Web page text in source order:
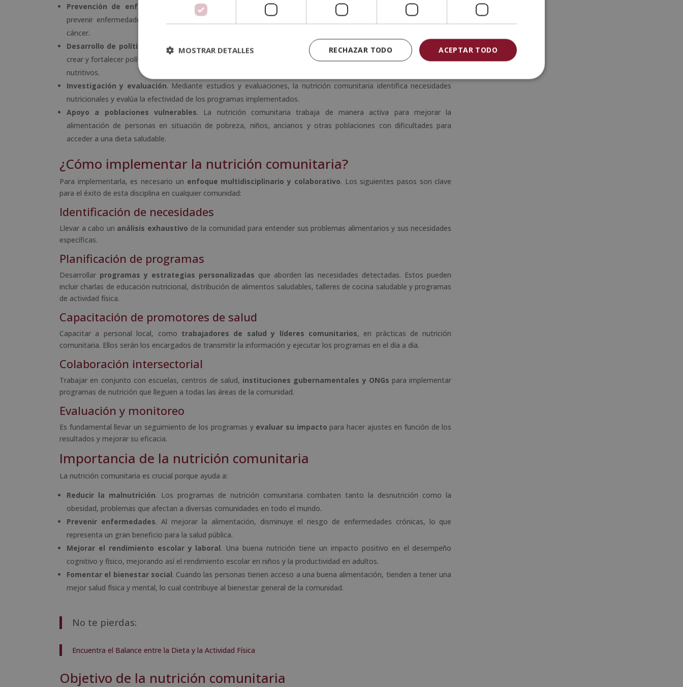
Prevención de enfermedades
. Al fomentar una alimentación equilibrada, la nutrición comunitaria ayuda a
prevenir enfermedades crónicas como la obesidad, diabetes, enfermedades cardiovasculares y ciertos tipos de
cáncer.
Desarrollo de políticas públicas. Los profesionales de la nutrición comunitaria colaboran con autoridades para
crear y fortalecer políticas de alimentación, asegurando que las comunidades tengan acceso a alimentos seguros y
nutritivos.
Investigación y evaluación. Mediante estudios y evaluaciones, la nutrición comunitaria identifica necesidades
nutricionales y evalúa la efectividad de los programas implementados.
Apoyo a poblaciones vulnerables. La nutrición comunitaria trabaja de manera activa para mejorar la
alimentación de personas en situación de pobreza, niños, ancianos y otras poblaciones con dificultades para
acceder a una dieta saludable.
¿Cómo implementar la nutrición comunitaria?
Para implementarla, es necesario un enfoque multidisciplinario y colaborativo. Los siguientes pasos son clave
para el éxito de esta disciplina en cualquier comunidad:
Identificación de necesidades
Llevar a cabo un análisis exhaustivo de la comunidad para entender sus problemas alimentarios y sus necesidades
específicas.
Planificación de programas
Desarrollar programas y estrategias personalizadas que aborden las necesidades detectadas. Estos pueden
incluir charlas de educación nutricional, distribución de alimentos saludables, talleres de cocina saludable y programas
de actividad física.
Capacitación de promotores de salud
Capacitar a personal local, como trabajadores de salud y líderes comunitarios, en prácticas de nutrición
comunitaria. Ellos serán los encargados de transmitir la información y ejecutar los programas en el día a día.
Colaboración intersectorial
Trabajar en conjunto con escuelas, centros de salud, instituciones gubernamentales y ONGs para implementar
programas de nutrición que lleguen a todas las áreas de la comunidad.
Evaluación y monitoreo
Es fundamental llevar un seguimiento de los programas y evaluar su impacto para hacer ajustes en función de los
resultados y mejorar su eficacia.
Importancia de la nutrición comunitaria
La nutrición comunitaria es crucial porque ayuda a:
Reducir la malnutrición. Los programas de nutrición comunitaria combaten tanto la desnutrición como la
obesidad, problemas que afectan a diversas comunidades en todo el mundo.
Prevenir enfermedades. Al mejorar la alimentación, disminuye el riesgo de enfermedades crónicas, lo que
representa un gran beneficio para la salud pública.
Mejorar el rendimiento escolar y laboral. Una buena nutrición tiene un impacto positivo en el desempeño
cognitivo y físico, mejorando así el rendimiento escolar en niños y la productividad en adultos.
Fomentar el bienestar social. Cuando las personas tienen acceso a una buena alimentación, tienden a tener una
mejor salud física y mental, lo cual contribuye al bienestar general de la comunidad.
No te pierdas:
Encuentra el Balance entre la Dieta y la Actividad Física
Objetivo de la nutrición comunitaria
ACEPTAR TODO
RECHAZAR TODO
MOSTRAR DETALLES